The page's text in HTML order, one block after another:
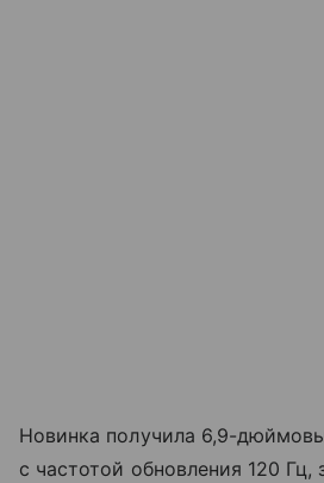
Новинка получила 6,9-
с частотой обновления 120 Гц,